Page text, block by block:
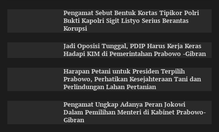
Pengamat Sebut Bentuk Kortas Tipikor Polri
Bukti Kapolri Sigit Listyo Serius Berantas
Korupsi
Jadi Oposisi Tunggal, PDIP Harus Kerja Keras
Hadapi KIM di Pemerintahan Prabowo -Gibran
Harapan Petani untuk Presiden Terpilih
Prabowo, Perhatikan Kesejahteraan Tani dan
Perlindungan Lahan Pertanian
Pengamat Ungkap Adanya Peran Jokowi
Dalam Pemilihan Menteri di Kabinet Prabowo-
Gibran